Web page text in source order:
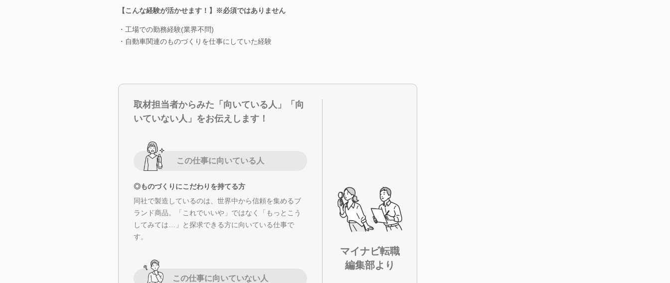
【こんな経験が活かせます！】※必須ではありません
・工場での勤務経験(業界不問)
・自動車関連のものづくりを仕事にしていた経験
取材担当者からみた「向いている人」「向
いていない人」をお伝えします！
この仕事に向いている人
◎ものづくりにこだわりを持てる方
同社で製造しているのは、世界中から信頼を集めるブ
ランド商品。「これでいいや」ではなく「もっとこう
してみては…」と探求できる方に向いている仕事で
す。
この仕事に向いていない人
マイナビ転職
編集部より